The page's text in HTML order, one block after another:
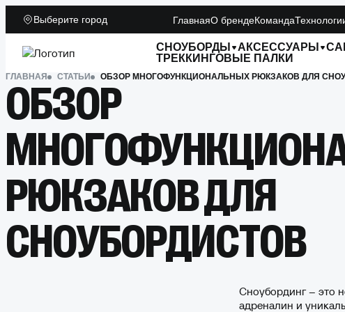
Выберите город ГлавнаяО брендеКоманда
СНОУБОРДЫ АКСЕССУАРЫ
ТРЕККИНГОВЫЕ ПАЛКИ
ГЛАВНАЯ СТАТЬИ ОБЗОР МНОГОФУНКЦИОНАЛЬНЫХ РЮКЗАКОВ ДЛЯ
ОБЗОР
РЮКЗАКОВ ДЛЯ
СНОУБОРДИСТОВ
Сноубординг – это
адреналин и